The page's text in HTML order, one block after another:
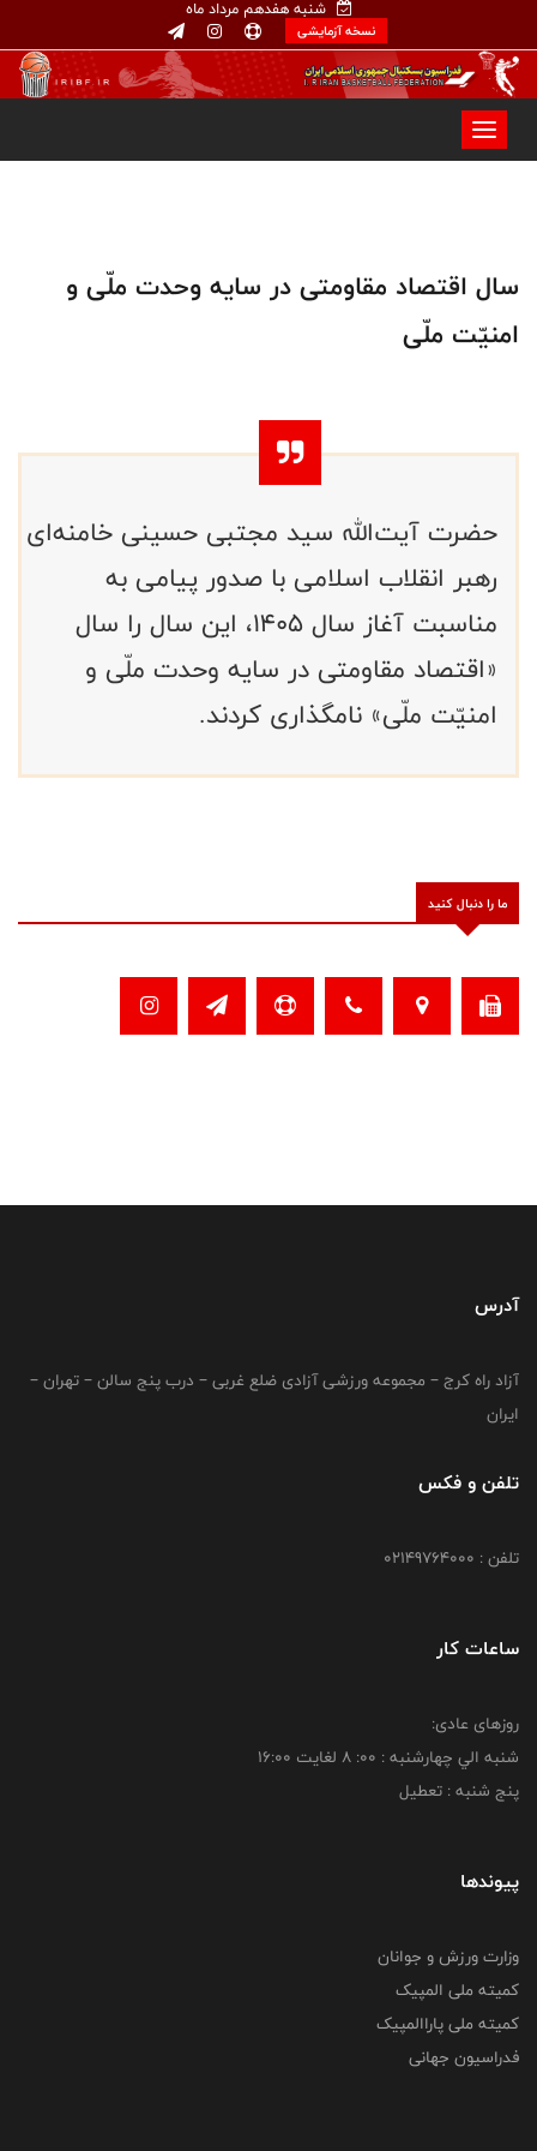
شنبه هفدهم مرداد ماه
نسخه آزمایشی
سال اقتصاد مقاومتی در سایه وحدت ملّی و
امنیّت ملّی
حضرت آیت‌الله سید مجتبی حسینی خامنه‌ای
رهبر انقلاب اسلامی با صدور پیامی به
مناسبت آغاز سال ۱۴۰۵، این سال را سال
«اقتصاد مقاومتی در سایه وحدت ملّی و
امنیّت ملّی» نامگذاری کردند.
ما را دنبال کنید
آدرس
آزاد راه کرج – مجموعه ورزشی آزادی ضلع غربی – درب پنج سالن – تهران –
ایران
تلفن و فکس
تلفن : 02149764000
ساعات کار
روزهای عادی:
شنبه الي چهارشنبه : 00: 8 لغايت 16:00
پنج شنبه : تعطیل
پیوندها
وزارت ورزش و جوانان
کمیته ملی المپیک
کمیته ملی پاراالمپیک
فدراسیون جهانی